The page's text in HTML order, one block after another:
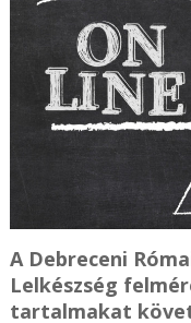
A Debreceni
Lelkészség
tartalmakat